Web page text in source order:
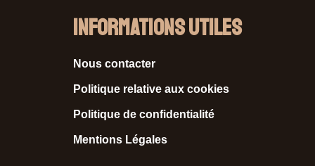
Informations Utiles
Nous contacter
Politique relative aux cookies
Politique de confidentialité
Mentions Légales